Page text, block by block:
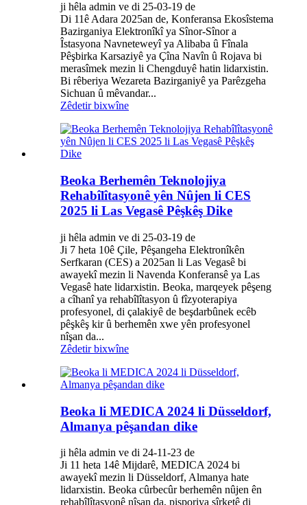
ji hêla admin ve di 25-03-19 de
Di 11ê Adara 2025an de, Konferansa Ekosîstema
Bazirganiya Elektronîkî ya Sînor-Sînor a
Îstasyona Navneteweyî ya Alibaba û Fînala
Pêşbirka Karsaziyê ya Çîna Navîn û Rojava bi
merasîmek mezin li Chengduyê hatin lidarxistin.
Bi rêberiya Wezareta Bazirganiyê ya Parêzgeha
Sichuan û mêvandar...
Zêdetir bixwîne
Beoka Berhemên Teknolojiya
Rehabîlîtasyonê yên Nûjen li CES
2025 li Las Vegasê Pêşkêş Dike
ji hêla admin ve di 25-03-19 de
Ji 7 heta 10ê Çile, Pêşangeha Elektronîkên
Serfkaran (CES) a 2025an li Las Vegasê bi
awayekî mezin li Navenda Konferansê ya Las
Vegasê hate lidarxistin. Beoka, marqeyek pêşeng
a cîhanî ya rehabîlîtasyon û fîzyoterapiya
profesyonel, di çalakiyê de beşdarbûnek ecêb
pêşkêş kir û berhemên xwe yên profesyonel
nîşan da...
Zêdetir bixwîne
Beoka li MEDICA 2024 li Düsseldorf,
Almanya pêşandan dike
ji hêla admin ve di 24-11-23 de
Ji 11 heta 14ê Mijdarê, MEDICA 2024 bi
awayekî mezin li Düsseldorf, Almanya hate
lidarxistin. Beoka cûrbecûr berhemên nûjen ên
rehabîlîtasyonê nîşan da, pisporiya şîrketê di